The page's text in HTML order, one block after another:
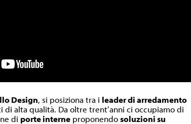
Design, si posiziona tra i leader di arredamento
alta qualità. Da oltre trent’anni ci occupiamo di
di porte interne proponendosoluzioni su